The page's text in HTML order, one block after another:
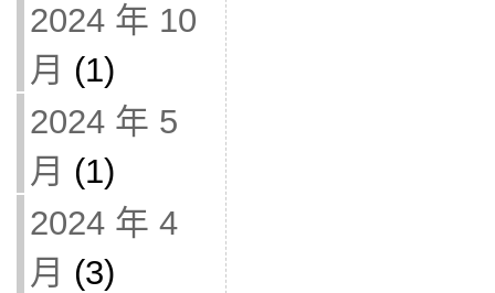
2024 年 10
月 (1)
2024 年 5
月 (1)
2024 年 4
月 (3)